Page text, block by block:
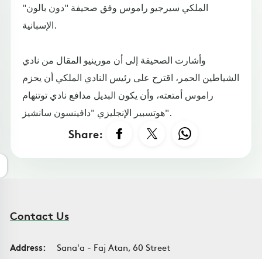
الملكي سيرجيو راموس وفق صحيفة "دون بالون"
الإسبانية.
وأشارت الصحيفة إلى أن مورينيو المقال من نادي
الشياطين الحمر، اقترح على رئيس النادي الملكي أن يحزم
راموس أمتعته، وأن يكون البديل مدافع نادي توتنهام
هوتسبير الإنجليزي "دافينسون سانشيز".
Share:
Contact Us
Address:
Sana'a - Faj Atan, 60 Street